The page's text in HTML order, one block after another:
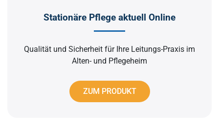
Stationäre Pflege aktuell Online
Qualität und Sicherheit für Ihre Leitungs-Praxis im
Alten- und Pflegeheim
ZUM PRODUKT